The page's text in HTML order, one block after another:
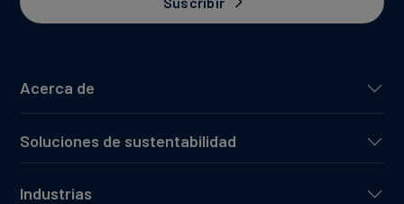
Acerca de
Soluciones de sustentabilidad
Industrias